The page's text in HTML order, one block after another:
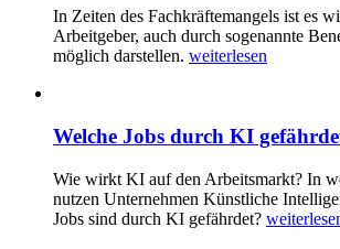
In Zeiten des Fachkräftemangels ist es
Arbeitgeber, auch durch sogenannte
möglich darstellen. weiterlesen
Welche Jobs durch KI
Wie wirkt KI auf den Arbeitsmarkt? In
nutzen Unternehmen Künstliche
Jobs sind durch KI gefährdet?